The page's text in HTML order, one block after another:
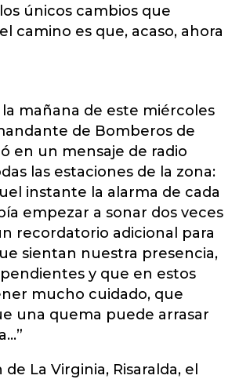
únicos cambios que
camino es que, acaso, ahora
la mañana de este miércoles
de Bomberos de
en un mensaje de radio
las estaciones de la zona:
instante la alarma de cada
empezar a sonar dos veces
recordatorio adicional para
sientan nuestra presencia,
y que en estos
mucho cuidado, que
una quema puede arrasar
La Virginia, Risaralda, el